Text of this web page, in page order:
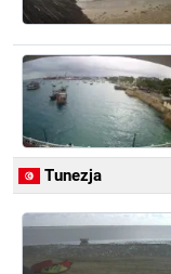
Tunezja